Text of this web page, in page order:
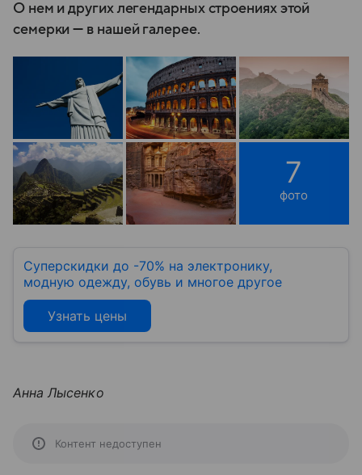
О нем и других легендарных строениях этой
семерки — в нашей галерее.
7
фото
Суперскидки до -70% на электронику,
модную одежду, обувь и многое другое
Узнать цены
Анна Лысенко
Контент недоступен